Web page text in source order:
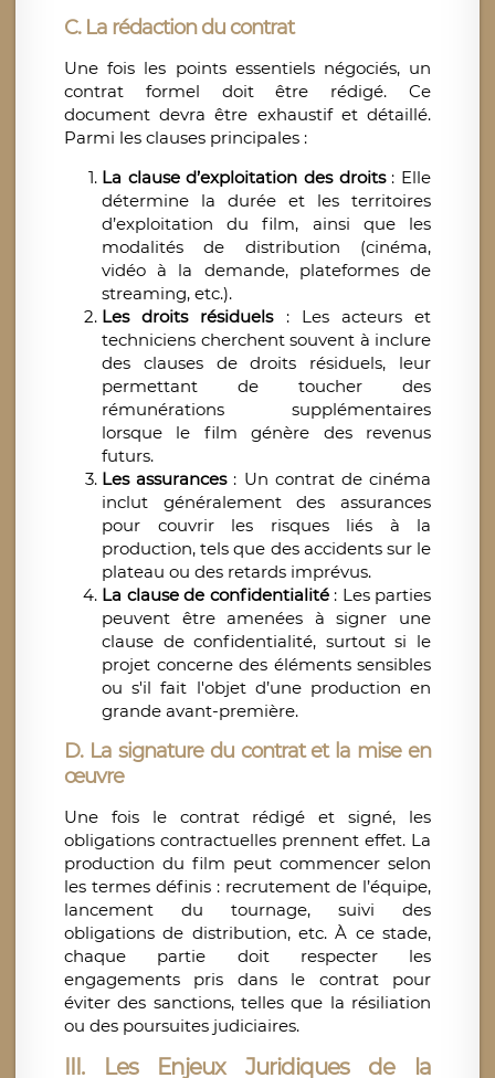
C. La rédaction du contrat
Une fois les points essentiels négociés, un
contrat formel doit être rédigé. Ce
document devra être exhaustif et détaillé.
Parmi les clauses principales :
La clause d’exploitation des droits: Elle
détermine la durée et les territoires
d’exploitation du film, ainsi que les
modalités de distribution (cinéma,
vidéo à la demande, plateformes de
streaming, etc.).
Les droits résiduels: Les acteurs et
techniciens cherchent souvent à inclure
des clauses de droits résiduels, leur
permettant de toucher des
rémunérations supplémentaires
lorsque le film génère des revenus
futurs.
Les assurances: Un contrat de cinéma
inclut généralement des assurances
pour couvrir les risques liés à la
production, tels que des accidents sur le
plateau ou des retards imprévus.
La clause de confidentialité: Les parties
peuvent être amenées à signer une
clause de confidentialité, surtout si le
projet concerne des éléments sensibles
ou s'il fait l'objet d’une production en
grande avant-première.
D. La signature du contrat et la mise en
œuvre
Une fois le contrat rédigé et signé, les
obligations contractuelles prennent effet. La
production du film peut commencer selon
les termes définis : recrutement de l’équipe,
lancement du tournage, suivi des
obligations de distribution, etc. À ce stade,
chaque partie doit respecter les
engagements pris dans le contrat pour
éviter des sanctions, telles que la résiliation
ou des poursuites judiciaires.
III. Les Enjeux Juridiques de la